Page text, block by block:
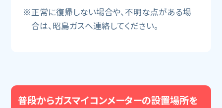
※正常に復帰しない場合や、不明な点がある場
合は、昭島ガスへ連絡してください。
普段からガスマイコンメーターの設置場所を